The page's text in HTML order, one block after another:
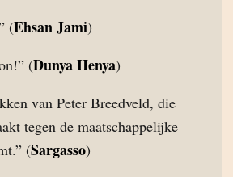
(Ehsan Jami)
(Dunya Henya)
van Peter Breedveld, die
tegen de maatschappelijke
(Sargasso)